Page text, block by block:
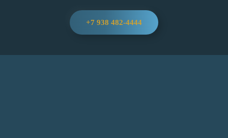
+7 938 482-4444